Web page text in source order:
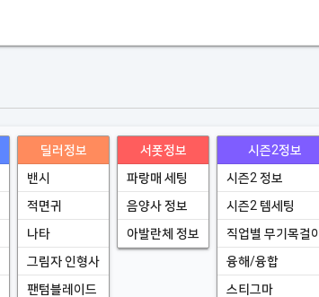
딜러정보
밴시
적면귀
나타
그림자 인형사
팬텀블레이드
서폿정보
파랑매 세팅
음양사 정보
아발란체 정보
시즌2정보
시즌2 정보
시즌2 템세팅
직업별 무기목걸이
융해/융합
스티그마